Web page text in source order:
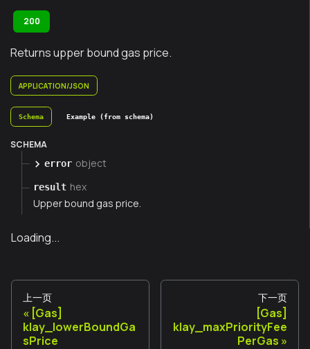
200
Returns upper bound gas price.
APPLICATION/JSON
Schema Example (from schema)
SCHEMA
error object
result hex
Upper bound gas price.
Loading...
上一页
[Gas]
klay_lowerBoundGa
sPrice
下一页
[Gas]
klay_maxPriorityFee
PerGas